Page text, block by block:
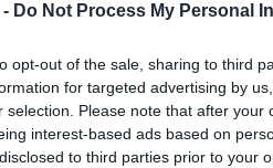
Do Not Process My Personal
opt-out of the sale, sharing to third
for targeted advertising by
selection. Please note that after
interest-based ads based on
to third parties prior to your
és 1,5 milliárd eurót az
irodák ma már nem csupán
csökkenteni kívánják
figyelembevételével a Mute